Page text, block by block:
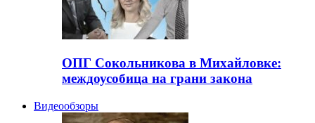
ОПГ Сокольникова в Михайловке:
междоусобица на грани закона
Видеообзоры